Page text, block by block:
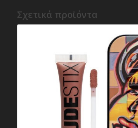
Σχετικά προϊόντα